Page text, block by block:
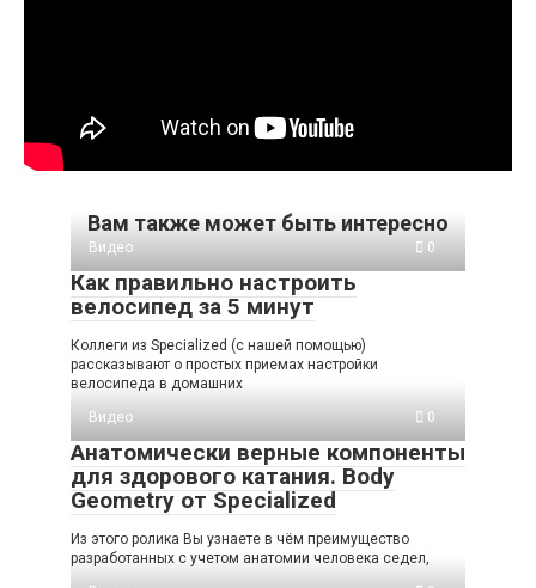
Вам также может быть интересно
Видео 0
Как правильно настроить
велосипед за 5 минут
Коллеги из Specialized (с нашей помощью)
рассказывают о простых приемах настройки
велосипеда в домашних
Видео
0
Анатомически верные компоненты
для здорового катания. Body
Geometry от Specialized
Из этого ролика Вы узнаете в чём преимущество
разработанных с учетом анатомии человека седел,